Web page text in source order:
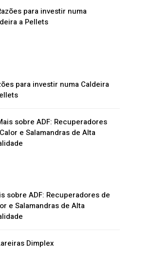
para investir numa Caldeira
sobre ADF: Recuperadores de
e Salamandras de Alta